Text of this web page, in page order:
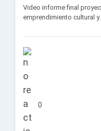
Video informe final
emprendimiento cultural
0